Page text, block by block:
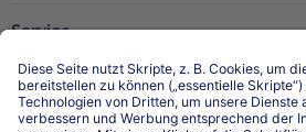
Service
Unternehmen